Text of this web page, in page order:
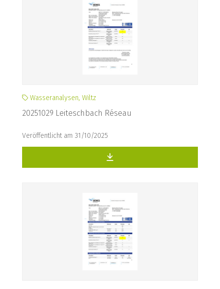
Wasseranalysen, Wiltz
20251029 Leiteschbach Réseau
Veröffentlicht am 31/10/2025